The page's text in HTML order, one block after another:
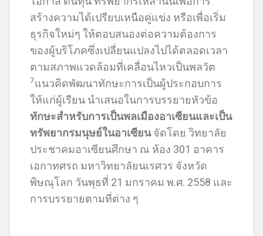
สร้างความได้เปรียบเหนือคู่แข่ง หรือเพื่อเริ่ม
ธุรกิจใหม่ๆ ให้ตอบสนองต่อความต้องการ
ของผู้บริโภคซึ่งเปลี่ยนแปลงไปได้ตลอดเวลา
ตามสภาพแวดล้อมที่เคลื่อนไหวเป็นพลวัต
7แนวคิดพัฒนาทักษะการเป็นผู้ประกอบการ
ให้แก่ผู้เรียน นำเสนอในการบรรยายหัวข้อ
ทักษะสำหรับการเป็นพลเมืองอาเซียนและเป็น
ทรัพยากรมนุษย์ในอาเซียนจัดโดย วิทยาลัย
ประชาคมอาเซียนศึกษา ณ ห้อง 301 อาคาร
เอกาทศรถ มหาวิทยาลัยนเรศวร จังหวัด
พิษณุโลก วันพุธที่ 21 มกราคม พ.ศ. 2558 และ
การบรรยายตามที่ต่าง ๆ